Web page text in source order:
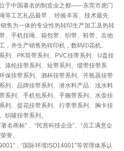
中国著名的制造业之都——东莞市虎门
等工艺礼品最早 、经验丰富、技术最先
售为一体的专业性热转印生产加工及热转
、手机挂绳、箱包带、织带、鞋带、吉他
，并生产销售热转印机，数码印花机。
、PK筒带系列、PVC挂带系列、U盘挂
涤纶挂带系列、短带系列、缎带挂带系
保挂带系列、酒杯挂带系列、开瓶器挂带
列、品牌挂带系列、潜水料产品、浅水料
系列、手机包系列、手腕带系列、水壶挂
列、提花挂带系列、行李带系列、胸卡挂
织唛挂带系列。
商标” 、“民营科技企业”、“员工满意企
誉。
，“国际环境ISO14001”等管理体系认